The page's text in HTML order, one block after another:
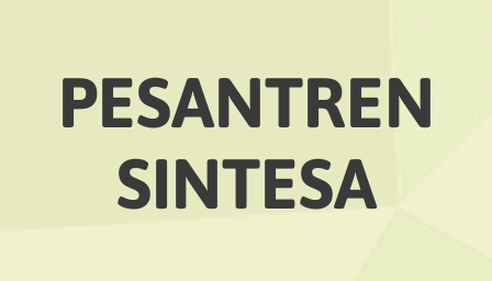
PESANTREN
SINTESA